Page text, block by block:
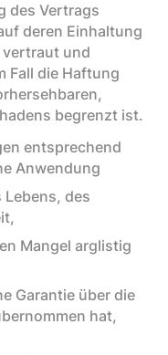
des Vertrags
deren Einhaltung
und
Fall die Haftung
begrenzt ist.
entsprechend
Anwendung
Lebens, des
Mangel arglistig
Garantie über die
hat,